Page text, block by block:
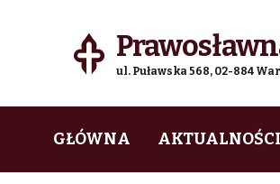
ul. Puławska 568, 02-884
to
to
GŁÓWNA AKTUALNOŚCI